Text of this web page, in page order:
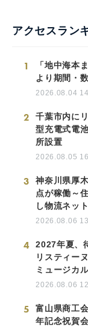
アクセスラン
1
「地中海本
より期間・
2026.08.04
2
千葉市内に
型充電式電
所設置
2026.08.05
3
神奈川県厚
点が稼働～
し物流ネッ
2026.08.06
4
2027年夏、
リスティー
ミュージカ
2026.08.06
5
富山県商工
年記念祝賀